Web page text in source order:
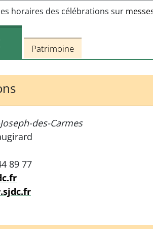
horaires des célébrations sur
Patrimoine
des-Carmes
89 77